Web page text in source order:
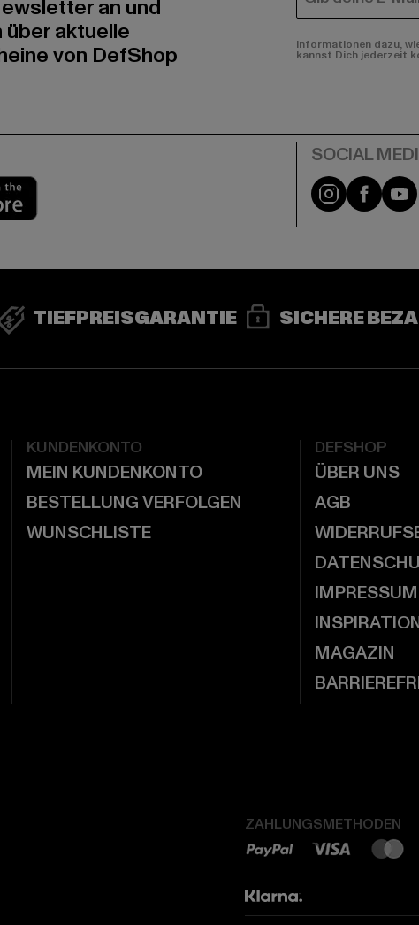
an und
aktuelle
von DefShop
Informationen dazu,
kannst Dich jederzeit
Instagram
TIEFPREISGARANTIE SICHERE
KUNDENKONTO
MEIN KUNDENKONTO
BESTELLUNG VERFOLGEN
WUNSCHLISTE
DEFSHOP
ÜBER UNS
AGB
IMPRESSUM
MAGAZIN
ZAHLUNGSMETHODEN